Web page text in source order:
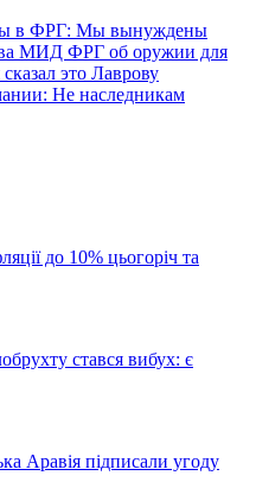
в ФРГ: Мы вынуждены
МИД ФРГ об оружии для
это Лаврову
Не наследникам
до 10% цьогоріч та
стався вибух: є
Аравія підписали угоду